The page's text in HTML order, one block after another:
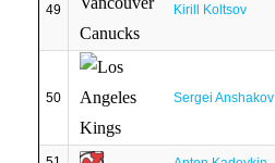
49 Kirill Koltsov
50 Sergei Anshakov